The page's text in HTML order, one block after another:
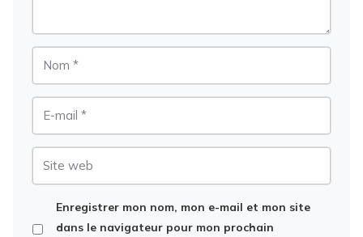
Enregistrer mon nom, mon e-mail et mon site
dans le navigateur pour mon prochain